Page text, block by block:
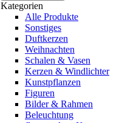
Kategorien
Alle Produkte
Sonstiges
Duftkerzen
Weihnachten
Schalen & Vasen
Kerzen & Windlichter
Kunstpflanzen
Figuren
Bilder & Rahmen
Beleuchtung